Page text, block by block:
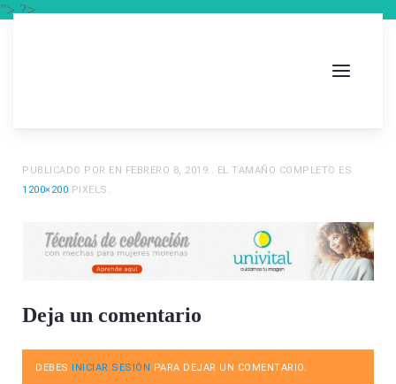
"> ?>
PUBLICADO POR EN FEBRERO 8, 2019.. EL TAMAÑO COMPLETO ES
1200×200 PIXELS.
Deja un comentario
DEBES INICIAR SESIÓN PARA DEJAR UN COMENTARIO.